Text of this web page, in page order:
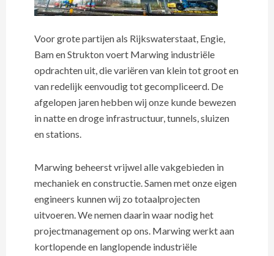
Voor grote partijen als Rijkswaterstaat, Engie,
Bam en Strukton voert Marwing industriële
opdrachten uit, die variëren van klein tot groot en
van redelijk eenvoudig tot gecompliceerd. De
afgelopen jaren hebben wij onze kunde bewezen
in natte en droge infrastructuur, tunnels, sluizen
en stations.
Marwing beheerst vrijwel alle vakgebieden in
mechaniek en constructie. Samen met onze eigen
engineers kunnen wij zo totaalprojecten
uitvoeren. We nemen daarin waar nodig het
projectmanagement op ons. Marwing werkt aan
kortlopende en langlopende industriële